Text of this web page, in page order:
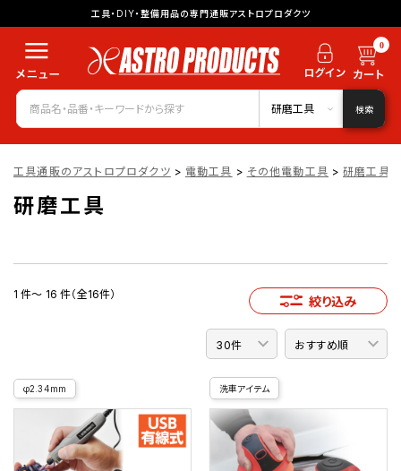
工具・DIY・整備用品の専門通販アストロプロダクツ
0
研磨工具 検索
工具通販のアストロプロダクツ > 電動工具 > その他電動工具 > 研磨工具
研磨工具
1 件～ 16 件（全16件） 絞り込み
φ2.34mm 洗車アイテム